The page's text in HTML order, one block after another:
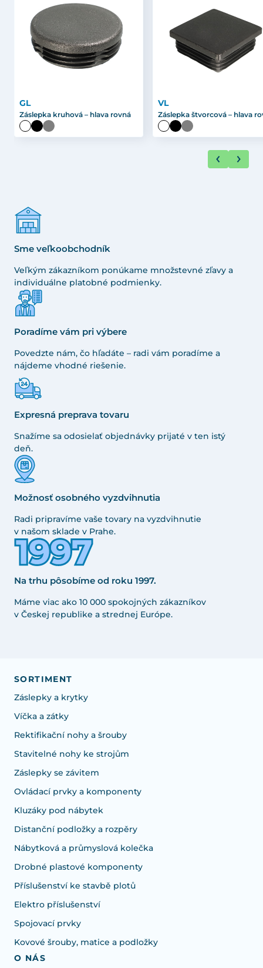
GL
Záslepka kruhová – hlava rovná
VL
Záslepka štvorcová – hlava
Sme veľkoobchodník
Veľkým zákazníkom ponúkame množstevné zľavy a
individuálne platobné podmienky.
Poradíme vám pri výbere
Povedzte nám, čo hľadáte – radi vám poradíme a
nájdeme vhodné riešenie.
Expresná preprava tovaru
Snažíme sa odosielať objednávky prijaté v ten istý
deň.
Možnosť osobného vyzdvihnutia
Radi pripravíme vaše tovary na vyzdvihnutie
v našom sklade v Prahe.
Na trhu pôsobíme od roku 1997.
Máme viac ako 10 000 spokojných zákazníkov
v Českej republike a strednej Európe.
SORTIMENT
Záslepky a krytky
Víčka a zátky
Rektifikační nohy a šrouby
Stavitelné nohy ke strojům
Záslepky se závitem
Ovládací prvky a komponenty
Kluzáky pod nábytek
Distanční podložky a rozpěry
Nábytková a průmyslová kolečka
Drobné plastové komponenty
Příslušenství ke stavbě plotů
Elektro příslušenství
Spojovací prvky
Kovové šrouby, matice a podložky
O NÁS